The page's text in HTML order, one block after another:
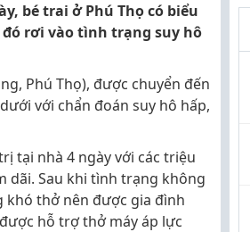
bé trai ở Phú Thọ có biểu
rơi vào tình trạng suy hô
Phú Thọ), được chuyển đến
với chẩn đoán suy hô hấp,
tại nhà 4 ngày với các triệu
dãi. Sau khi tình trạng không
thở nên được gia đình
hỗ trợ thở máy áp lực